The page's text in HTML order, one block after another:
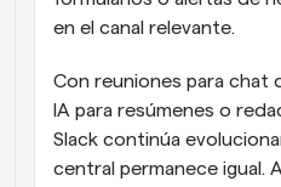
en el canal relevante.
Con reuniones para chat
IA para resúmenes o
Slack continúa
central permanece igual.